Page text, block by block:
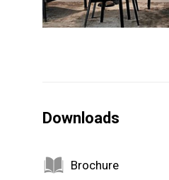
Downloads
Brochure